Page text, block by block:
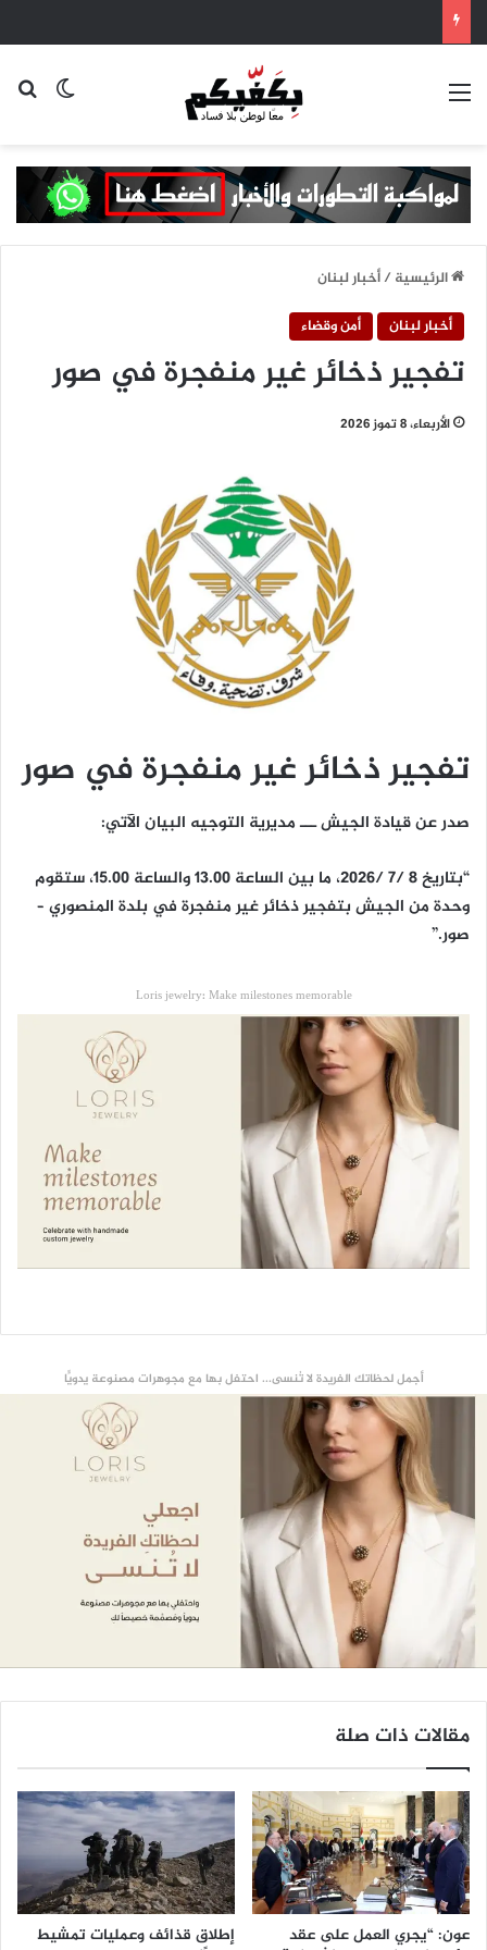
القائمة
الرئيسية/أخبار لبنان
أخبار لبنان
أمن وقضاء
تفجير ذخائر غير منفجرة في صور
الأربعاء، 8 تموز 2026
تفجير ذخائر غير منفجرة في صور
صدر عن قيادة الجيش ـــ مديرية التوجيه البيان الآتي:
“بتاريخ 8 /7 /2026، ما بين الساعة 13.00 والساعة 15.00، ستقوم
وحدة من الجيش بتفجير ذخائر غير منفجرة في بلدة المنصوري –
صور.”
Loris jewelry: Make milestones memorable
أجمل لحظاتك الفريدة لا تُنسى... احتفل بها مع مجوهرات مصنوعة يدويًّا
مقالات ذات صلة
عون: “يجري العمل على عقد
إطلاق قذائف وعمليات تمشيط